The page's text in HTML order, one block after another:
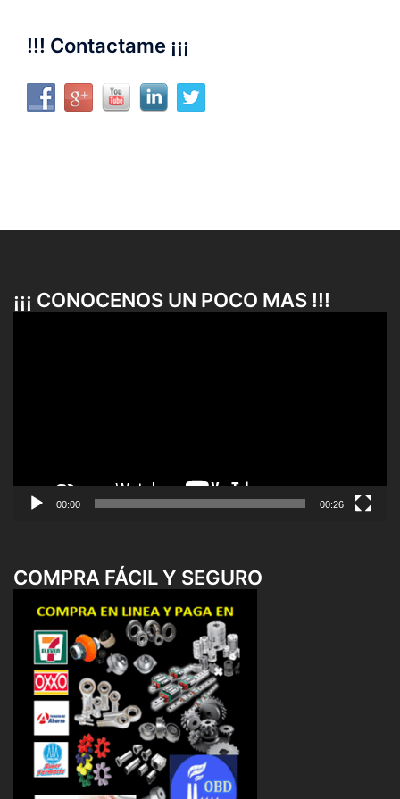
!!! Contactame ¡¡¡
¡¡¡ CONOCENOS UN POCO MAS !!!
00:00 00:26
COMPRA FÁCIL Y SEGURO